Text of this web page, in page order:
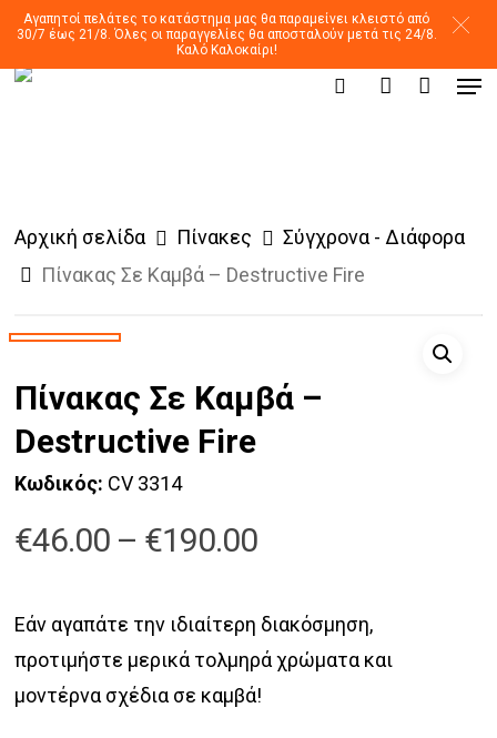
Αγαπητοί πελάτες το κατάστημα μας θα παραμείνει κλειστό από
30/7 έως 21/8. Όλες οι παραγγελίες θα αποσταλούν μετά τις 24/8.
Καλό Καλοκαίρι!
Skip
mainProducts
search account
Αρχική σελίδα Πίνακες
Σύγχρονα - Διάφορα
Πίνακας Σε Καμβά – Destructive Fire
Πίνακας Σε Καμβά –
Destructive Fire
Κωδικός: CV 3314
€46.00 – €190.00Price
€46.00
through
€190.00
Εάν αγαπάτε την ιδιαίτερη διακόσμηση,
προτιμήστε μερικά τολμηρά χρώματα και
μοντέρνα σχέδια σε καμβά!